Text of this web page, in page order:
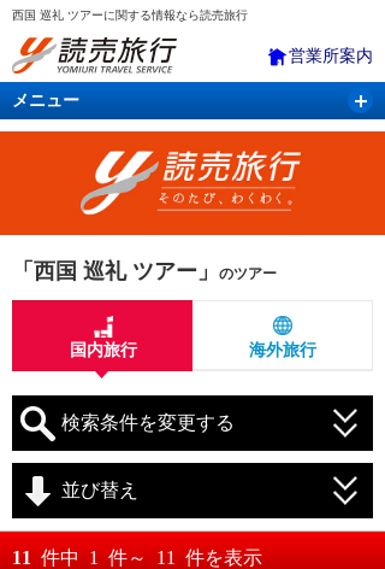
西国 巡礼 ツアーに関する情報なら読売旅行
営業所案内
メニュー
国内旅行 バスツアー 海外旅行
「西国 巡礼 ツアー」 のツアー
国内旅行 海外旅行
検索条件を変更する
並び替え
おすすめ順
11 件中 1 件～ 11 件を表示